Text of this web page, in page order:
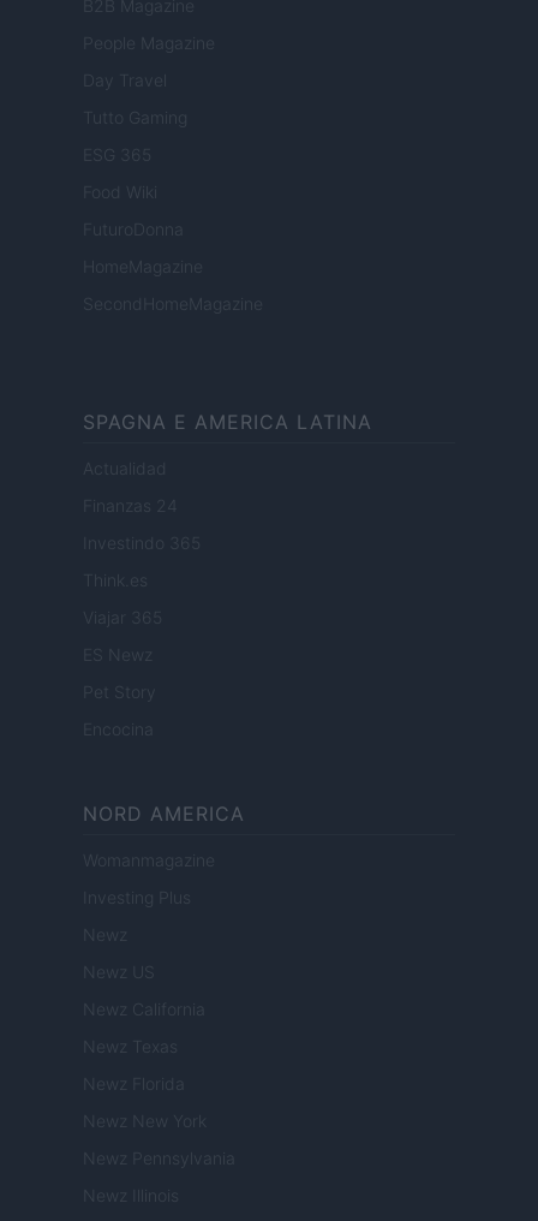
B2B Magazine
People Magazine
Day Travel
Tutto Gaming
ESG 365
Food Wiki
FuturoDonna
HomeMagazine
SecondHomeMagazine
SPAGNA E AMERICA LATINA
Actualidad
Finanzas 24
Investindo 365
Viajar 365
ES Newz
Pet Story
Encocina
NORD AMERICA
Womanmagazine
Investing Plus
Newz
Newz US
Newz California
Newz Texas
Newz Florida
Newz New York
Newz Pennsylvania
Newz Illinois